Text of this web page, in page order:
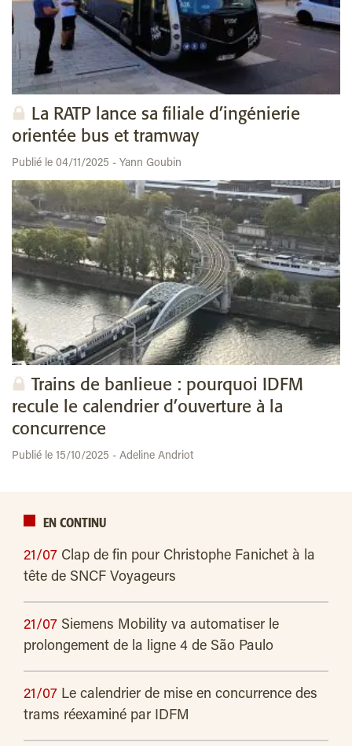
La RATP lance sa filiale d’ingénierie
orientée bus et tramway
Publié le 04/11/2025 - Yann Goubin
Trains de banlieue : pourquoi IDFM
recule le calendrier d’ouverture à la
concurrence
Publié le 15/10/2025 - Adeline Andriot
EN CONTINU
21/07 Clap de fin pour Christophe Fanichet à la
tête de SNCF Voyageurs
21/07 Siemens Mobility va automatiser le
prolongement de la ligne 4 de São Paulo
21/07 Le calendrier de mise en concurrence des
trams réexaminé par IDFM